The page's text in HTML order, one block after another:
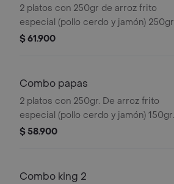
2 platos con 250gr de arroz frito
especial (pollo cerdo y jamón) 250gr
de exquisito chopshuey especial y
$ 61.900
Combo papas
2 platos con 250gr. De arroz frito
especial (pollo cerdo y jamón) 150gr
de papas a la francesa y lumpias
$ 58.900
Combo king 2